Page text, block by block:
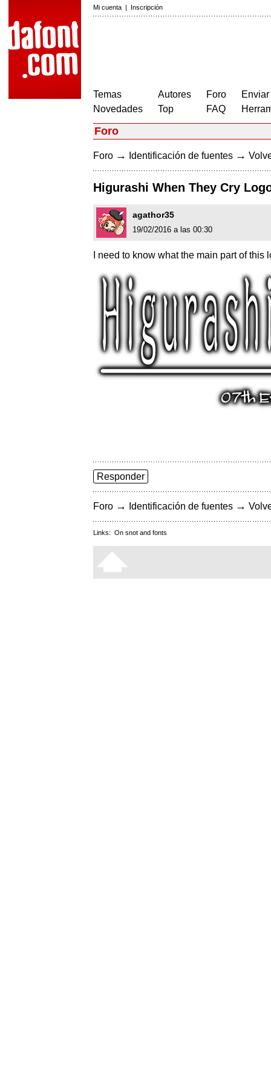
Mi cuenta | Inscripción
Temas
Novedades
Autores
Top
Foro
FAQ
Foro
Foro → Identificación de fuentes →
Higurashi When They Cry
agathor35
19/02/2016 a las 00:30
I need to know what the main part of
Responder
Foro → Identificación de fuentes →
Links: On snot and fonts